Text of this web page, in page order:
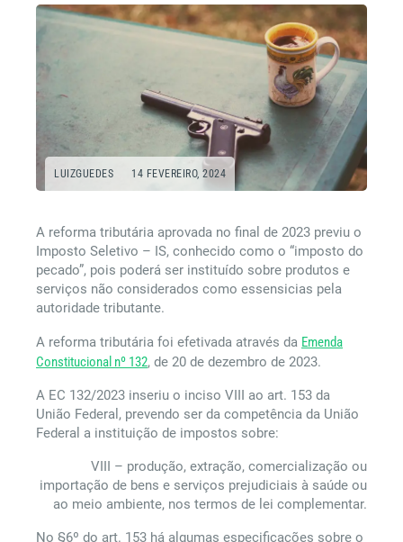
LUIZGUEDES 14 FEVEREIRO, 2024
A reforma tributária aprovada no final de 2023 previu o
Imposto Seletivo – IS, conhecido como o “imposto do
pecado”, pois poderá ser instituído sobre produtos e
serviços não considerados como essensicias pela
autoridade tributante.
A reforma tributária foi efetivada através da Emenda
Constitucional nº 132, de 20 de dezembro de 2023.
A EC 132/2023 inseriu o inciso VIII ao art. 153 da
União Federal, prevendo ser da competência da União
Federal a instituição de impostos sobre:
VIII – produção, extração, comercialização ou
importação de bens e serviços prejudiciais à saúde ou
ao meio ambiente, nos termos de lei complementar.
No §6º do art. 153 há algumas especificações sobre o